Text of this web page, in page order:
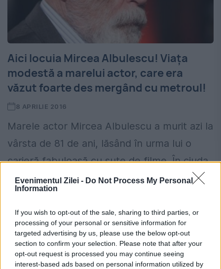
Evenimentul Zilei - Do Not Process My Personal
Information
If you wish to opt-out of the sale, sharing to third parties, or
processing of your personal or sensitive information for
targeted advertising by us, please use the below opt-out
section to confirm your selection. Please note that after your
opt-out request is processed you may continue seeing
interest-based ads based on personal information utilized by
Aici locuia Mircea Albulescu! Viața
modestă a marelui actor, care era
văzut foarte des mergând cu metroul!
8 APRILIE 2016
Marele actor Mircea Albulescu a murit azi la
vârsta de 81 de ani, lăsând în urma lui o
carieră fabuloasă cu sute de filme. În ciuda
faptului că a fost...